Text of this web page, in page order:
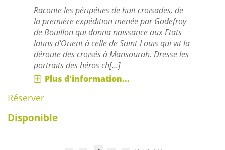
Raconte les péripéties de huit croisades, de
la première expédition menée par Godefroy
de Bouillon qui donna naissance aux Etats
latins d'Orient à celle de Saint-Louis qui vit la
déroute des croisés à Mansourah. Dresse les
portraits des héros ch[...]
Plus d'information...
Réserver
Disponible